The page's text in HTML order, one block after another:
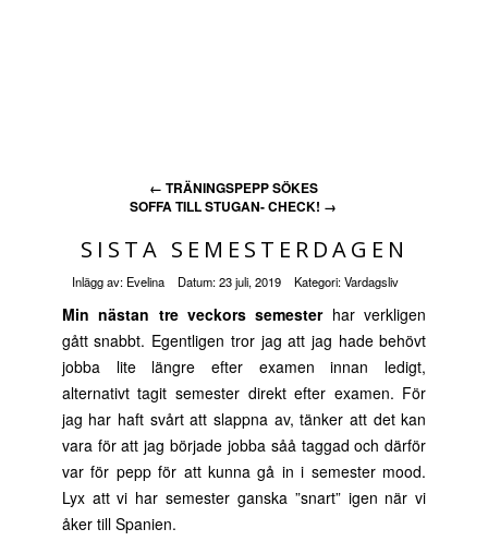
← TRÄNINGSPEPP SÖKES
SOFFA TILL STUGAN- CHECK! →
SISTA SEMESTERDAGEN
Inlägg av: Evelina Datum:23 juli, 2019 Kategori:Vardagsliv
Min nästan tre veckors semesterhar verkligen
gått snabbt. Egentligen tror jag att jag hade behövt
jobba lite längre efter examen innan ledigt,
alternativt tagit semester direkt efter examen. För
jag har haft svårt att slappna av, tänker att det kan
vara för att jag började jobba såå taggad och därför
var för pepp för att kunna gå in i semester mood.
Lyx att vi har semester ganska ”snart” igen när vi
åker till Spanien.